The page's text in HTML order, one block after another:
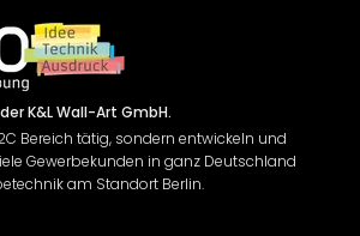
K&L Wall-Art GmbH.
Bereich tätig, sondern entwickeln und
Gewerbekunden in ganz Deutschland
am Standort Berlin.